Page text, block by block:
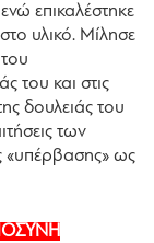
επικαλέστηκε
υλικό. Μίλησε
του και στις
δουλειάς του
των
«υπέρβασης» ως